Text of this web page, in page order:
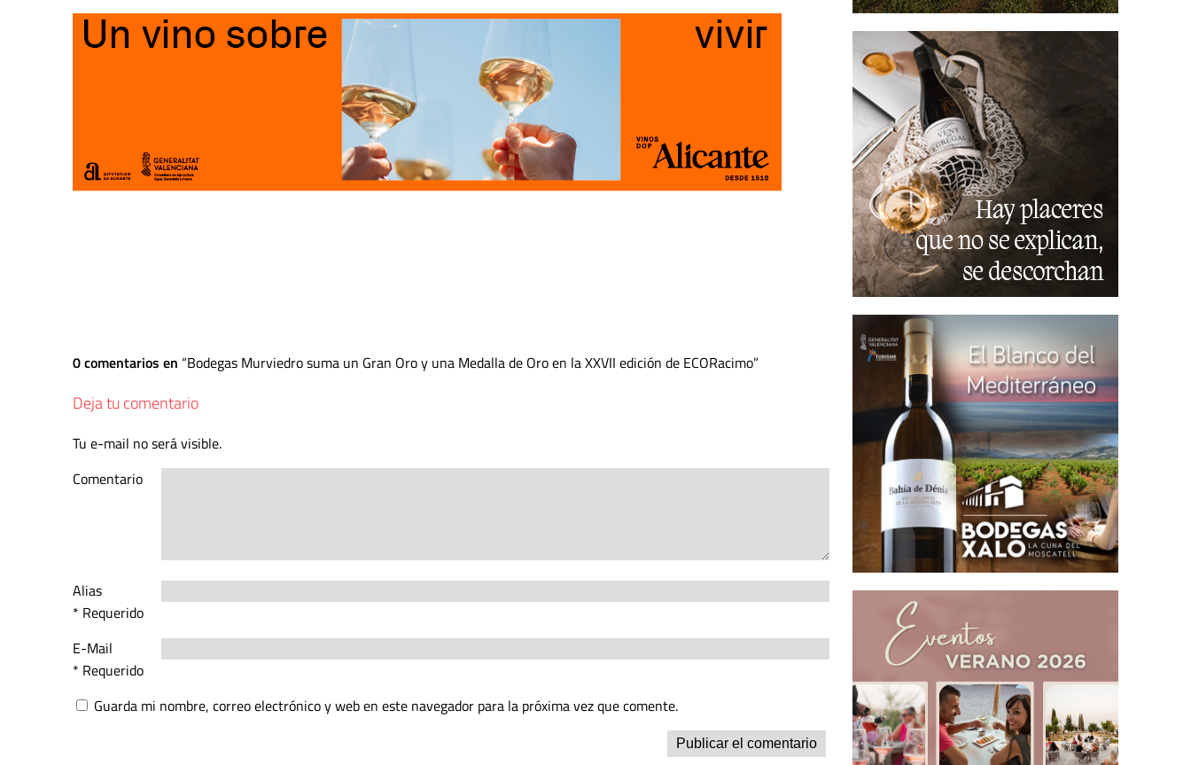
0 comentarios en Bodegas Murviedro suma un Gran Oro y una Medalla de Oro en la XXVII edición de ECORacimo
Deja tu comentario
Tu e-mail no será visible.
Comentario
Alias
* Requerido
E-Mail
* Requerido
Guarda mi nombre, correo electrónico y web en este navegador para la próxima vez que comente.